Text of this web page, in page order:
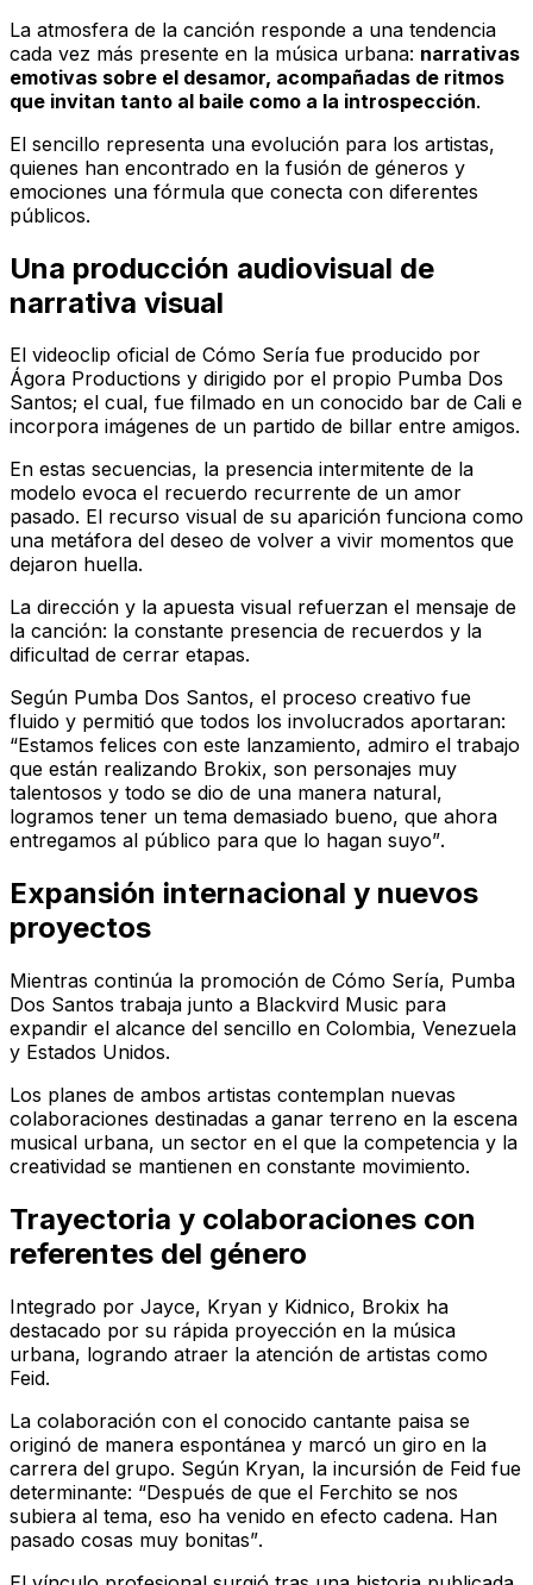
La atmosfera de la canción responde a una tendencia
cada vez más presente en la música urbana: narrativas
emotivas sobre el desamor, acompañadas de ritmos
que invitan tanto al baile como a la introspección.
El sencillo representa una evolución para los artistas,
quienes han encontrado en la fusión de géneros y
emociones una fórmula que conecta con diferentes
públicos.
Una producción audiovisual de
narrativa visual
El videoclip oficial de Cómo Sería fue producido por
Ágora Productions y dirigido por el propio Pumba Dos
Santos; el cual, fue filmado en un conocido bar de Cali e
incorpora imágenes de un partido de billar entre amigos.
En estas secuencias, la presencia intermitente de la
modelo evoca el recuerdo recurrente de un amor
pasado. El recurso visual de su aparición funciona como
una metáfora del deseo de volver a vivir momentos que
dejaron huella.
La dirección y la apuesta visual refuerzan el mensaje de
la canción: la constante presencia de recuerdos y la
dificultad de cerrar etapas.
Según Pumba Dos Santos, el proceso creativo fue
fluido y permitió que todos los involucrados aportaran:
“Estamos felices con este lanzamiento, admiro el trabajo
que están realizando Brokix, son personajes muy
talentosos y todo se dio de una manera natural,
logramos tener un tema demasiado bueno, que ahora
entregamos al público para que lo hagan suyo”.
Expansión internacional y nuevos
proyectos
Mientras continúa la promoción de Cómo Sería, Pumba
Dos Santos trabaja junto a Blackvird Music para
expandir el alcance del sencillo en Colombia, Venezuela
y Estados Unidos.
Los planes de ambos artistas contemplan nuevas
colaboraciones destinadas a ganar terreno en la escena
musical urbana, un sector en el que la competencia y la
creatividad se mantienen en constante movimiento.
Trayectoria y colaboraciones con
referentes del género
Integrado por Jayce, Kryan y Kidnico, Brokix ha
destacado por su rápida proyección en la música
urbana, logrando atraer la atención de artistas como
Feid.
La colaboración con el conocido cantante paisa se
originó de manera espontánea y marcó un giro en la
carrera del grupo. Según Kryan, la incursión de Feid fue
determinante: “Después de que el Ferchito se nos
subiera al tema, eso ha venido en efecto cadena. Han
pasado cosas muy bonitas”.